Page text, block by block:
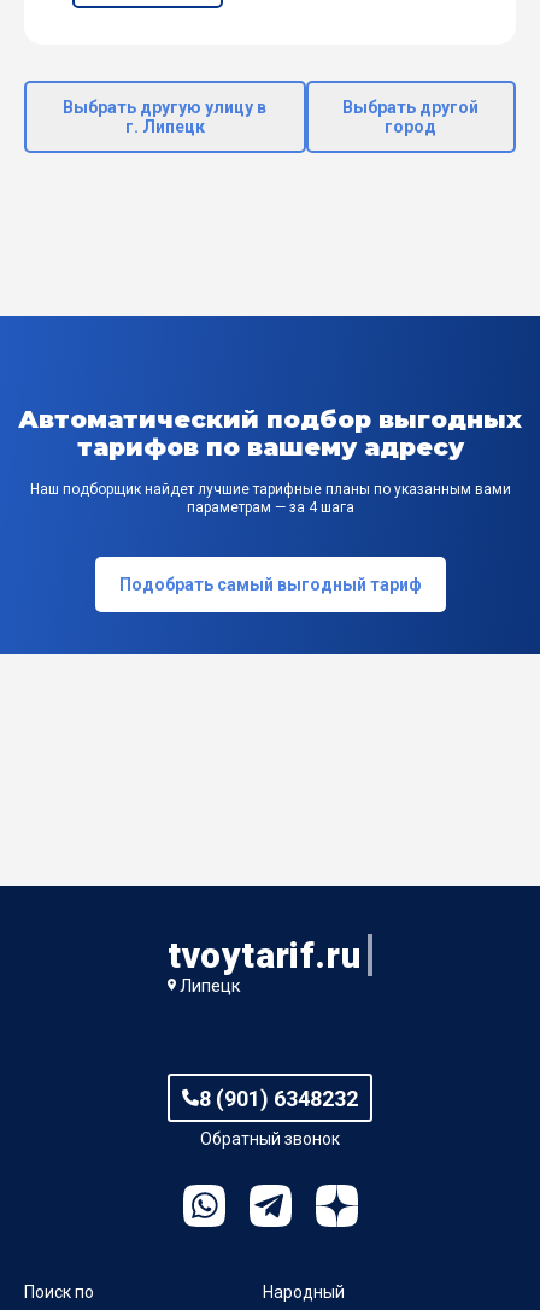
Выбрать другую улицу в
г. Липецк
Выбрать другой
город
Автоматический подбор выгодных
тарифов по вашему адресу
Наш подборщик найдет лучшие тарифные планы по указанным вами
параметрам — за 4 шага
Подобрать самый выгодный тариф
tvoytarif.ru
Липецк
8 (901) 6348232
Обратный звонок
Поиск по Народный